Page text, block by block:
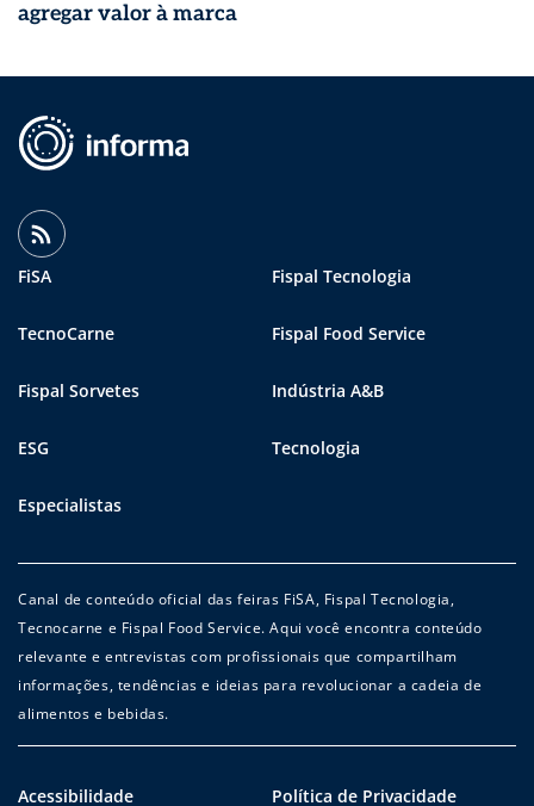
agregar valor à marca
FiSA Fispal Tecnologia
TecnoCarne Fispal Food Service
Fispal Sorvetes Indústria A&B
ESG Tecnologia
Especialistas
Canal de conteúdo oficial das feiras FiSA, Fispal Tecnologia,
Tecnocarne e Fispal Food Service. Aqui você encontra conteúdo
relevante e entrevistas com profissionais que compartilham
informações, tendências e ideias para revolucionar a cadeia de
alimentos e bebidas.
Acessibilidade Política de Privacidade